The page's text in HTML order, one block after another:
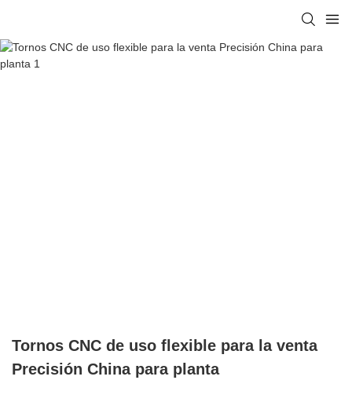
Tornos CNC de uso flexible para la venta
Precisión China para planta